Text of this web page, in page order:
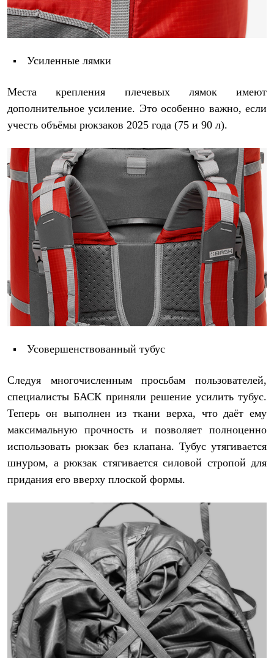
Усиленные лямки
Места крепления плечевых лямок имеют
дополнительное усиление. Это особенно важно, если
учесть объёмы рюкзаков 2025 года (75 и 90 л).
Усовершенствованный тубус
Следуя многочисленным просьбам пользователей,
специалисты БАСК приняли решение усилить тубус.
Теперь он выполнен из ткани верха, что даёт ему
максимальную прочность и позволяет полноценно
использовать рюкзак без клапана. Тубус утягивается
шнуром, а рюкзак стягивается силовой стропой для
придания его вверху плоской формы.